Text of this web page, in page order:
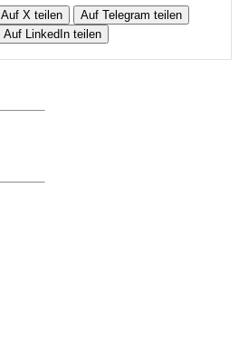
Auf X teilen
Auf Telegram teilen
Auf LinkedIn teilen